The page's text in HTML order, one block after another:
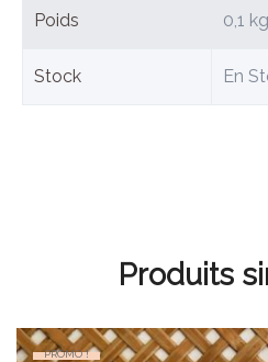
Poids 0,1 kg
Stock En
Produits
PROMO !